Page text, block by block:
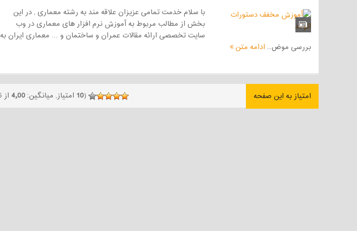
با سلام خدمت تمامی عزیزان علاقه مند به رشته معماری , در این
بخش از مطالب مربوط به آموزش نرم افزار های معماری در وب
سایت تخصصی ارائه مقالات عمران و ساختمان و … معماری ایران به
بررسی موض... ادامه متن
امتیاز به این صفحه (
10 امتیاز, میانگین:4٫00 از 5)